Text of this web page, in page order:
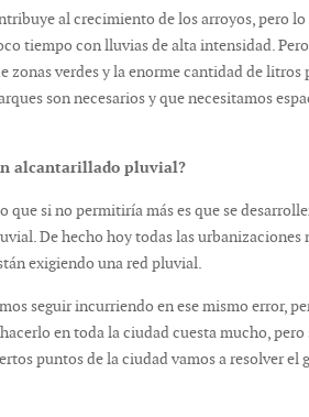
al crecimiento de los arroyos, pero
tiempo con lluvias de alta intensidad. Pero
zonas verdes y la enorme cantidad de litros
son necesarios y que necesitamos
alcantarillado pluvial?
si no permitiría más es que se
De hecho hoy todas las urbanizaciones
exigiendo una red pluvial.
seguir incurriendo en ese mismo error,
en toda la ciudad cuesta mucho, pero
puntos de la ciudad vamos a resolver el